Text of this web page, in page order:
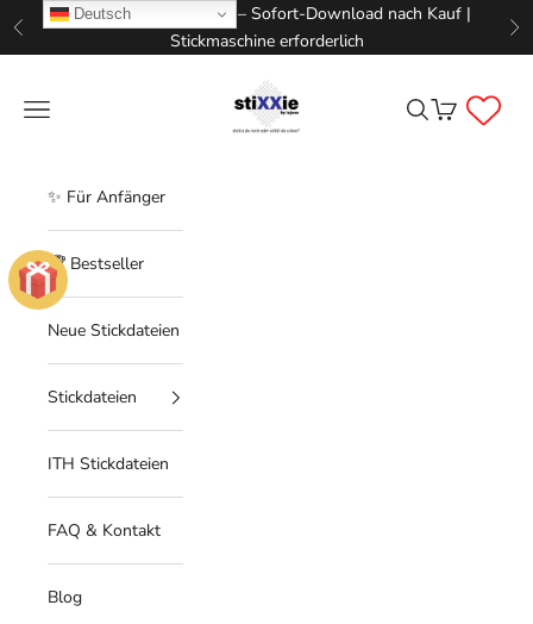
Zum Inhalt springen
Zurück
📥 Digitale Stickdateien – Sofort-Download nach Kauf |
Stickmaschine erforderlich
STIXXIE LLC
Menü
SuchenWarenkorb
✨ Für Anfänger
🏆 Bestseller
Neue Stickdateien
Stickdateien
ITH Stickdateien
FAQ & Kontakt
Blog
Deutsch